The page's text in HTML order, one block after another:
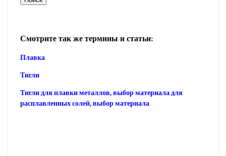
Смотрите так же термины и статьи:
Плавка
Тигли
Тигли для плавки металлов, выбор материала для
расплавленных солей, выбор материала